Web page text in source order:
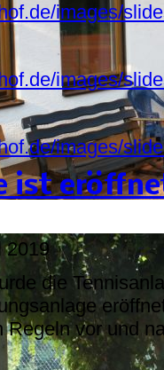
images/
images/
images/
ist
2019
die
vor und